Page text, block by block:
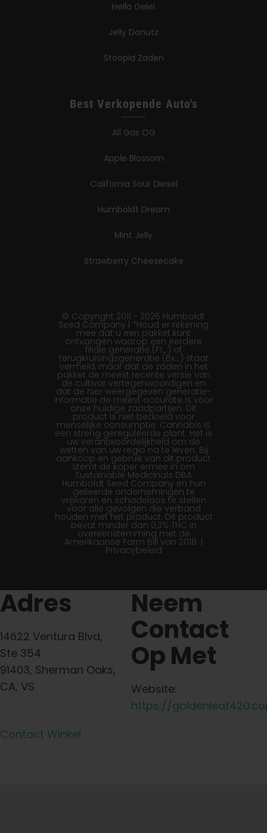
Hella Gelei
Jelly Donutz
Stoopid Zaden
Best Verkopende Auto's
All Gas OG
Apple Blossom
California Sour Diesel
Humboldt Dream
Mint Jelly
Strawberry Cheesecake
© Copyright 2011 - 2026 Humboldt
Seed Company | *Houd er rekening
mee dat u een pakket kunt
ontvangen waarop een eerdere
filiale generatie (F1…) of
terugkruisingsgeneratie (Bx…) staat
vermeld, maar dat de zaden in het
pakket de meest recente versie van
de cultivar vertegenwoordigen en
dat de hier weergegeven generatie-
informatie de meest accurate is voor
onze huidige zaadpartijen. Dit
product is niet bedoeld voor
menselijke consumptie. Cannabis is
een streng gereguleerde plant. Het is
uw verantwoordelijkheid om de
wetten van uw regio na te leven. Bij
aankoop en gebruik van dit product
stemt de koper ermee in om
Sustainable Medicinals DBA
Humboldt Seed Company en hun
gelieerde ondernemingen te
vrijwaren en schadeloos te stellen
voor alle gevolgen die verband
houden met het product. Dit product
bevat minder dan 0,3% THC in
overeenstemming met de
Amerikaanse Farm Bill van 2018. |
Privacybeleid
Adres
14622 Ventura Blvd,
Ste 354
91403, Sherman Oaks,
CA, VS
Neem
Contact
Op Met
Website:
https://
Contact Winkel